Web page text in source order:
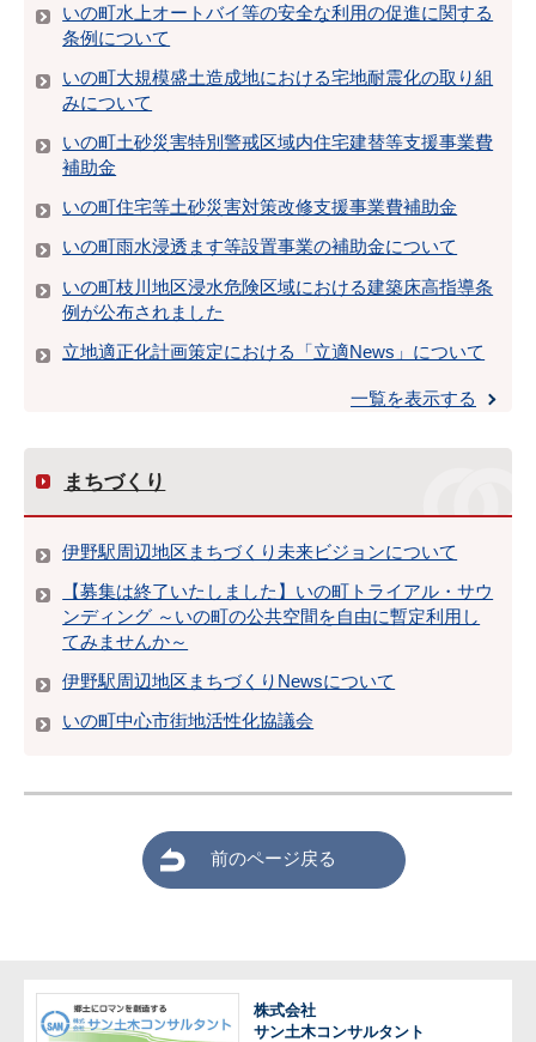
いの町水上オートバイ等の安全な利用の促進に関する
条例について
いの町大規模盛土造成地における宅地耐震化の取り組
みについて
いの町土砂災害特別警戒区域内住宅建替等支援事業費
補助金
いの町住宅等土砂災害対策改修支援事業費補助金
いの町雨水浸透ます等設置事業の補助金について
いの町枝川地区浸水危険区域における建築床高指導条
例が公布されました
立地適正化計画策定における「立適News」について
一覧を表示する
まちづくり
伊野駅周辺地区まちづくり未来ビジョンについて
【募集は終了いたしました】いの町トライアル・サウ
ンディング ～いの町の公共空間を自由に暫定利用し
てみませんか～
伊野駅周辺地区まちづくりNewsについて
いの町中心市街地活性化協議会
前のページ戻る
株式会社
サン土木コンサルタント